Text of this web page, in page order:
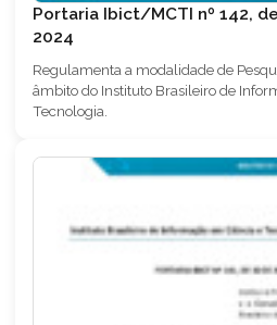
Portaria Ibict/MCTI nº 142,
2024
Regulamenta a modalidade de
âmbito do Instituto Brasileiro de
Tecnologia.